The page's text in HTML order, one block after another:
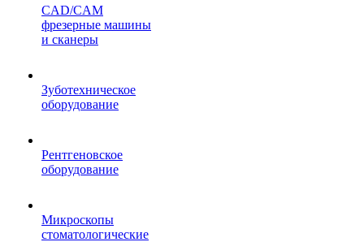
CAD/CAM
фрезерные машины
и сканеры
Зуботехническое
оборудование
Рентгеновское
оборудование
Микроскопы
стоматологические